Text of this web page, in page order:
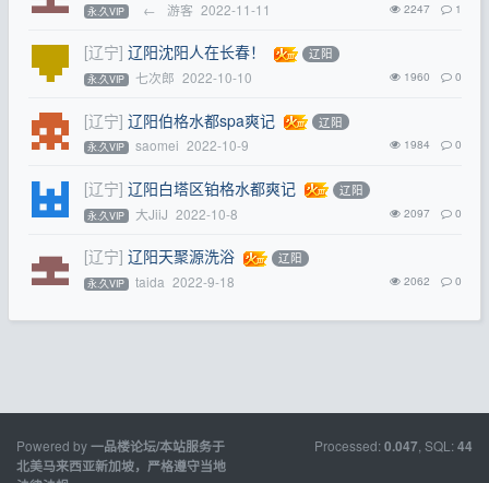
永.久VIP ← 游客 2022-11-11 2247 1
[辽宁] 辽阳沈阳人在长春！ 辽阳
永.久VIP 七次郎 2022-10-10 1960 0
[辽宁] 辽阳伯格水都spa爽记 辽阳
永.久VIP saomei 2022-10-9 1984 0
[辽宁] 辽阳白塔区铂格水都爽记 辽阳
永.久VIP 大JiiJ 2022-10-8 2097 0
[辽宁] 辽阳天聚源洗浴 辽阳
永.久VIP taida 2022-9-18 2062 0
Powered by一品楼论坛/本站服务于
北美马来西亚新加坡，严格遵守当地
Processed: 0.047 , SQL: 44